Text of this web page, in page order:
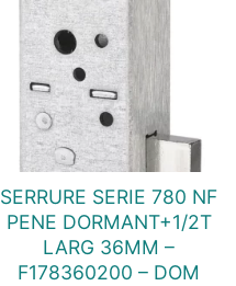
SERRURE SERIE 780 NF
PENE DORMANT+1/2T
LARG 36MM –
F178360200 – DOM